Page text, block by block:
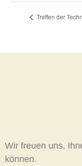
Treffen der
Wir freuen uns,
können.